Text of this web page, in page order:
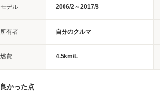
モデル 2006/2～2017/8
所有者 自分のクルマ
燃費 4.5km/L
良かった点